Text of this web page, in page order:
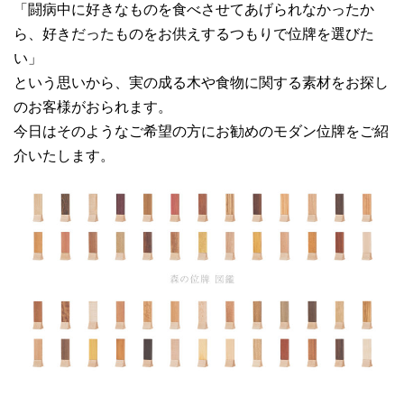
「闘病中に好きなものを食べさせてあげられなかったか
ら、好きだったものをお供えするつもりで位牌を選びた
い」
という思いから、実の成る木や食物に関する素材をお探し
のお客様がおられます。
今日はそのようなご希望の方にお勧めのモダン位牌をご紹
介いたします。